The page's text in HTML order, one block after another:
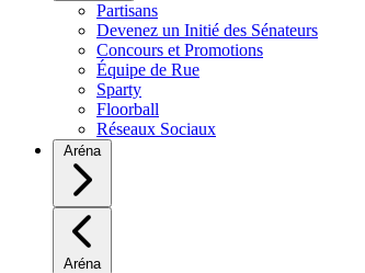
Partisans
Devenez un Initié des Sénateurs
Concours et Promotions
Équipe de Rue
Sparty
Floorball
Réseaux Sociaux
Aréna
Aréna